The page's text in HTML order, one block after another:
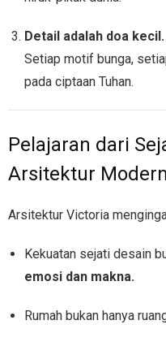
Detail adalah doa kecil.
Setiap motif bunga,
pada ciptaan Tuhan.
Pelajaran dari
Arsitektur Modern
Arsitektur Victoria
Kekuatan sejati desain
emosi dan makna.
Rumah bukan hanya